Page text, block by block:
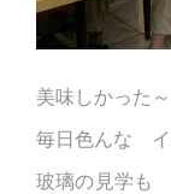
美味しかった
毎日色んな イ
玻璃の見学も